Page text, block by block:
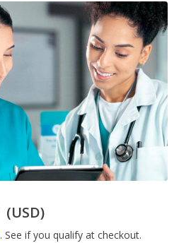
(USD)
. See if you qualify at checkout.